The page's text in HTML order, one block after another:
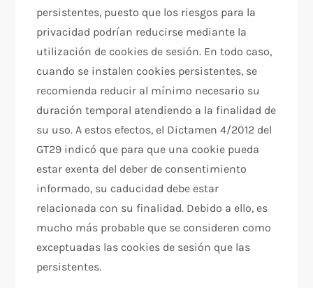
persistentes, puesto que los riesgos para la
privacidad podrían reducirse mediante la
utilización de cookies de sesión. En todo caso,
cuando se instalen cookies persistentes, se
recomienda reducir al mínimo necesario su
duración temporal atendiendo a la finalidad de
su uso. A estos efectos, el Dictamen 4/2012 del
GT29 indicó que para que una cookie pueda
estar exenta del deber de consentimiento
informado, su caducidad debe estar
relacionada con su finalidad. Debido a ello, es
mucho más probable que se consideren como
exceptuadas las cookies de sesión que las
persistentes.